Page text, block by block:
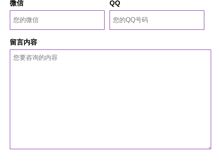
微信 QQ
留言内容